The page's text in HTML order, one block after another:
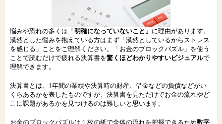
悩みや恐れの多くは 「明確になっていないこと」 に理由があります。
漠然とした悩みを抱えている方はまず「漠然としているからストレス
を感じる」ことをご理解ください。「お金のブロックパズル」を使う
ことで読むだけで疲れる決算書を驚くほどわかりやすいビジュアルで
理解できます。
決算書とは、1年間の業績や決算時の財産、借金などの負債などがい
くらあるかを表したものですが、決算書を見ただけでお金の流れやど
こに課題があるかを見つけるのは難しいと思います。
お金のブロックパズルは１枚の紙で全体の流れを把握できるため数字